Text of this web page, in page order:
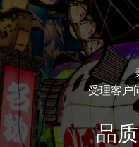
受理客户
品